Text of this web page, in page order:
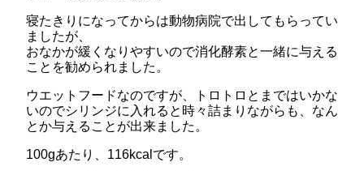
寝たきりになってからは動物病院で出してもらってい
ましたが、
おなかが緩くなりやすいので消化酵素と一緒に与える
ことを勧められました。
ウエットフードなのですが、トロトロとまではいかな
いのでシリンジに入れると時々詰まりながらも、なん
とか与えることが出来ました。
100gあたり、116kcalです。